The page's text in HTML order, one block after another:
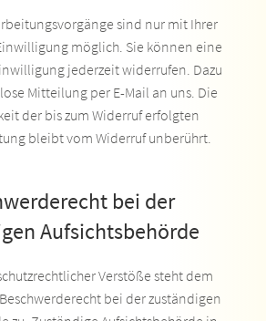
sind nur mit Ihrer
möglich. Sie können eine
jederzeit widerrufen. Dazu
Mitteilung per E-Mail an uns. Die
der bis zum Widerruf erfolgten
bleibt vom Widerruf unberührt.
bei der
Aufsichtsbehörde
Verstöße steht dem
bei der zuständigen